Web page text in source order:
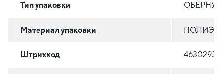
Тип упаковки
Материал упаковки
Штрихкод